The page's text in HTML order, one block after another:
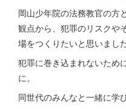
岡山少年院の法務教官の方
観点から、犯罪のリスクや
場をつくりたいと思いました
犯罪に巻き込まれないため
に。
同世代のみんなと一緒に学